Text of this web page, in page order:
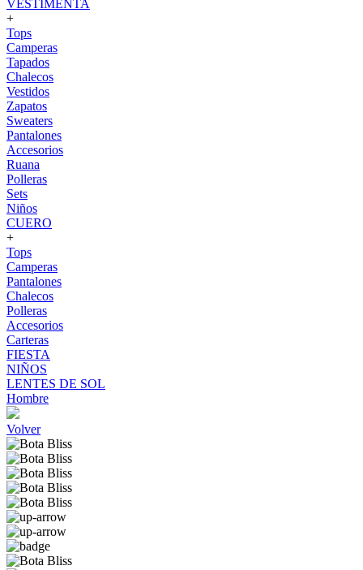
VESTIMENTA
+
Tops
Camperas
Tapados
Chalecos
Vestidos
Zapatos
Sweaters
Pantalones
Accesorios
Ruana
Polleras
Sets
Niños
CUERO
+
Tops
Camperas
Pantalones
Chalecos
Polleras
Accesorios
Carteras
FIESTA
NIÑOS
LENTES DE SOL
Hombre
Volver